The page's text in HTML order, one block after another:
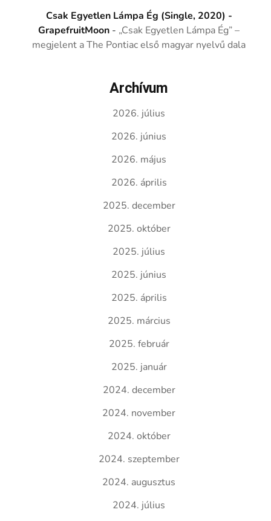
Csak Egyetlen Lámpa Ég (Single, 2020) -
GrapefruitMoon - „Csak Egyetlen Lámpa Ég” –
megjelent a The Pontiac első magyar nyelvű dala
Archívum
2026. július
2026. június
2026. május
2026. április
2025. december
2025. október
2025. július
2025. június
2025. április
2025. március
2025. február
2025. január
2024. december
2024. november
2024. október
2024. szeptember
2024. augusztus
2024. július